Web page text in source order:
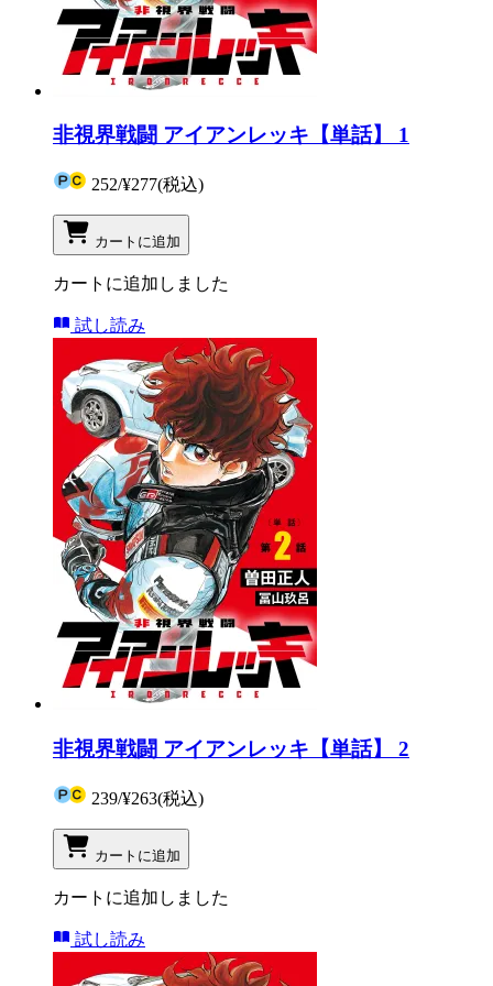
非視界戦闘 アイアンレッキ【単話】 1
252/¥277(税込)
カートに追加
カートに追加しました
試し読み
非視界戦闘 アイアンレッキ【単話】 2
239/¥263(税込)
カートに追加
カートに追加しました
試し読み